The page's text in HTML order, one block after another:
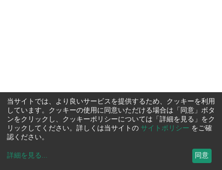
当サイトでは、より良いサービスを提供するため、クッキーを利用
しています。クッキーの使用に同意いただける場合は「同意」ボタ
ンをクリックし、クッキーポリシーについては「詳細を見る」をク
リックしてください。詳しくは当サイトの サイトポリシー をご確
認ください。
詳細を見る ... 同意